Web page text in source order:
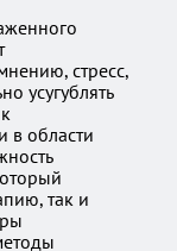
стресс,
усугублять
в области
так и